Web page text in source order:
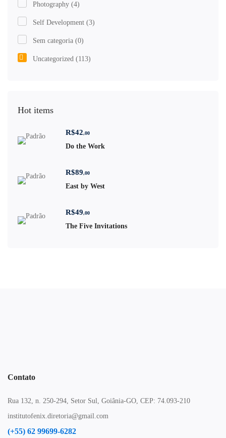
Photography (4)
Self Development (3)
Sem categoria (0)
Uncategorized (113)
Hot items
R$42,00
Do the Work
R$89,00
East by West
R$49,00
The Five Invitations
Contato
Rua 132, n. 250-294, Setor Sul, Goiânia-GO, CEP: 74.093-210
institutofenix.diretoria@gmail.com
(+55) 62 99699-6282